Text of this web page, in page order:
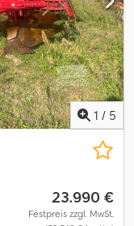
1 / 5
23.990 €
Festpreis zzgl. MwSt.